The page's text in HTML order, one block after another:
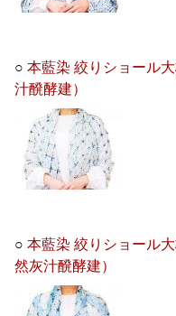
○本藍染 絞りショール
汁醗酵建）
○本藍染 絞りショール
然灰汁醗酵建）